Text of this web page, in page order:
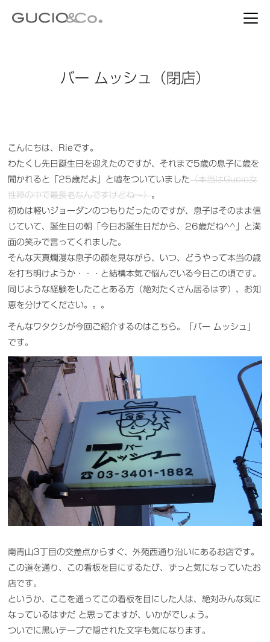
バー ムッシュ（閉店）
こんにちは、Rieです。
わたくし先日誕生日を迎えたのですが、それまで5歳の息子に歳を
聞かれると「25歳だよ」と嘘をついていました（本当はGucio女
性陣の中で最長老なんですけどね～）。
初めは軽いジョーダンのつもりだったのですが、息子はそのまま信
じていて、誕生日の朝「今日お誕生日だから、26歳だね^^」と満
面の笑みで言ってくれました。
そんな天真爛漫な息子の顔を見ながら、いつ、どうやって本当の歳
を打ち明けようか・・・と結構本気で悩んでいる今日この頃です。
同じような経験をしたことある方（絶対たくさん居るはず）、お知
恵を分けてください。。。
そんなワタクシが今回ご紹介するのはこちら。「バー ムッシュ」
です。
南青山3丁目の交差点からすぐ、外苑西通り沿いにあるお店です。
この道を通り、この看板を目にするたび、ずっと気になっていたお
店です。
というか、ここを通ってこの看板を目にした人は、絶対みんな気に
なっているはずだ と思ってますが、いかがでしょう。
ついでに黒いテープで隠された文字も気になります。